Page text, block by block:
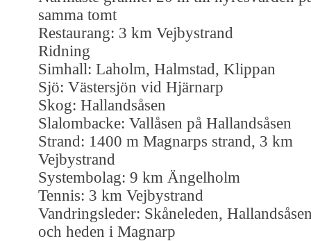
samma tomt
Restaurang: 3 km Vejbystrand
Ridning
Simhall: Laholm, Halmstad, Klippan
Sjö: Västersjön vid Hjärnarp
Skog: Hallandsåsen
Slalombacke: Vallåsen på Hallandsåsen
Strand: 1400 m Magnarps strand, 3 km
Vejbystrand
Systembolag: 9 km Ängelholm
Tennis: 3 km Vejbystrand
Vandringsleder: Skåneleden,
och heden i Magnarp